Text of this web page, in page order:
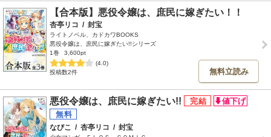
【合本版】悪役令嬢は、庶民に嫁ぎたい！！
杏亭リコ / 封宝
ライトノベル、カドカワBOOKS
悪役令嬢は、庶民に嫁ぎたい!!シリーズ
1巻
3,600pt
(4.0)
投稿数2件
無料立読み
悪役令嬢は、庶民に嫁ぎたい!!
なびこ / 杏亭リコ / 封宝